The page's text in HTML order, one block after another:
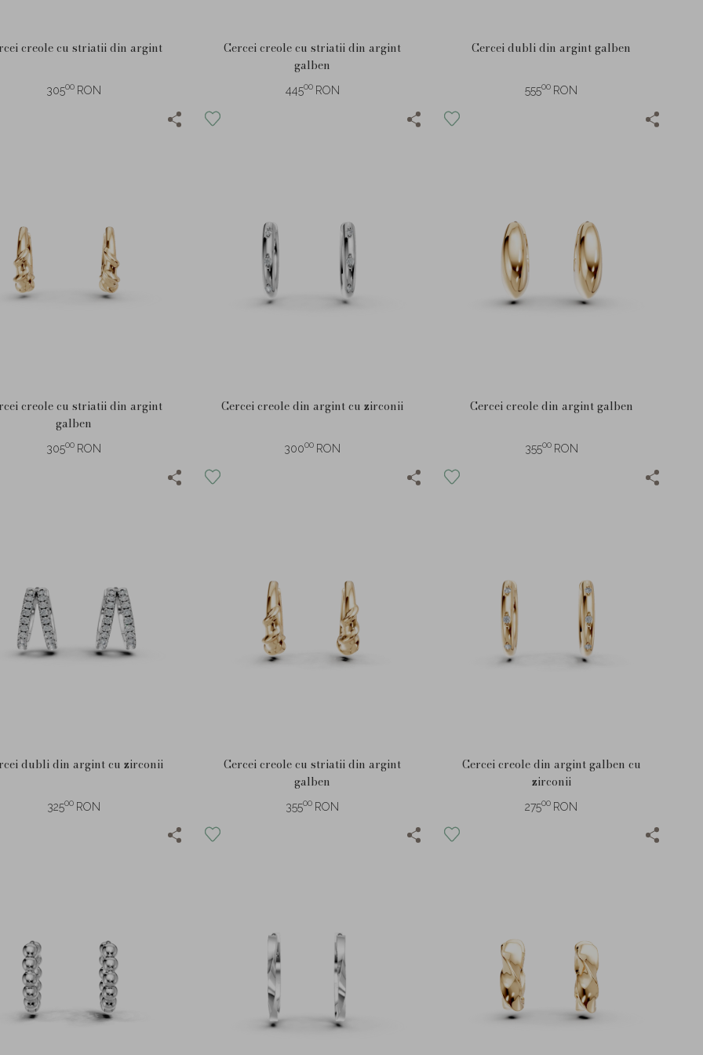
creole cu striatii din argint
30500 RON
Cercei creole cu striatii din argint
galben
44500 RON
Cercei dubli din argint galben
55500 RON
creole cu striatii din argint
galben
30500 RON
Cercei creole din argint cu zirconii
30000 RON
Cercei creole din argint galben
35500 RON
dubli din argint cu zirconii
32500 RON
Cercei creole cu striatii din argint
galben
35500 RON
Cercei creole din argint galben cu
zirconii
27500 RON